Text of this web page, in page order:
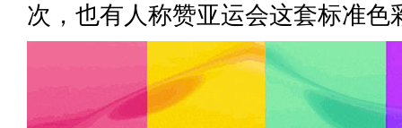
次，也有人称赞亚运会这套标准色